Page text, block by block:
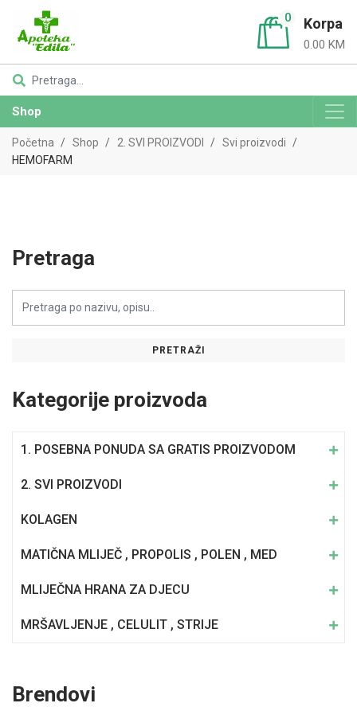
0 Korpa
0.00 KM
Shop
Početna Shop 2. SVI PROIZVODI
Svi proizvodi
HEMOFARM
Pretraga
PRETRAŽI
Kategorije proizvoda
1. POSEBNA PONUDA SA GRATIS PROIZVODOM
2. SVI PROIZVODI
KOLAGEN
MATIČNA MLIJEČ , PROPOLIS , POLEN , MED
MLIJEČNA HRANA ZA DJECU
MRŠAVLJENJE , CELULIT , STRIJE
Brendovi